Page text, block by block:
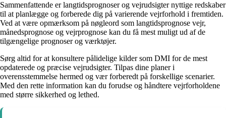
Sammenfattende er langtidsprognoser og vejrudsigter nyttige redskaber
til at planlægge og forberede dig på varierende vejrforhold i fremtiden.
Ved at være opmærksom på nøgleord som langtidsprognose vejr,
månedsprognose og vejrprognose kan du få mest muligt ud af de
tilgængelige prognoser og værktøjer.
Sørg altid for at konsultere pålidelige kilder som DMI for de mest
opdaterede og præcise vejrudsigter. Tilpas dine planer i
overensstemmelse hermed og vær forberedt på forskellige scenarier.
Med den rette information kan du forudse og håndtere vejrforholdene
med større sikkerhed og lethed.